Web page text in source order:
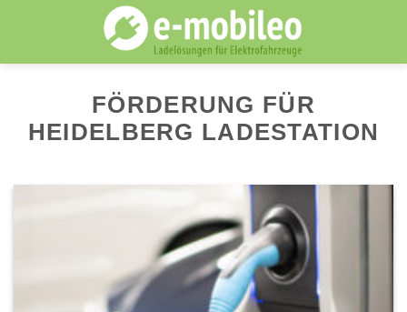
FÖRDERUNG FÜR
HEIDELBERG LADESTATION